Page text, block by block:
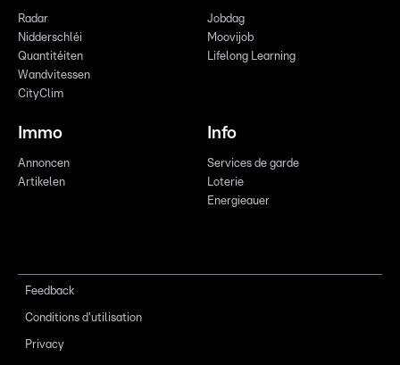
Radar
Nidderschléi
Quantitéiten
Wandvitessen
CityClim
Jobdag
Moovijob
Lifelong Learning
Immo
Annoncen
Artikelen
Info
Services de garde
Loterie
Energieauer
Feedback
Conditions d'utilisation
Privacy